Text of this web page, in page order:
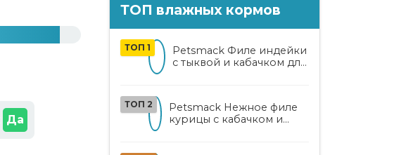
Да
ТОП влажных кормов
ТОП 1
Petsmack Филе индейки
с тыквой и кабачком для
ТОП 2
Petsmack Нежное филе
курицы с кабачком и